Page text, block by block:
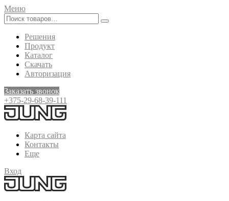
Меню
Решения
Продукт
Каталог
Скачать
Авторизация
Заказать звонок
+375-29-68-39-111
Карта сайта
Контакты
Еще
Вход